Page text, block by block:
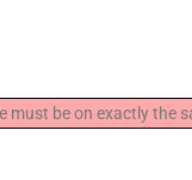
must be on exactly the